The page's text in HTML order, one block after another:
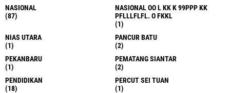
NASIONAL
(87)
NASIONAL OO L KK K 99PPP KK
PFLLLFLFL. O FKKL
(1)
NIAS UTARA
(1)
PANCUR BATU
(2)
PEKANBARU
(1)
PEMATANG SIANTAR
(2)
PENDIDIKAN
(18)
PERCUT SEI TUAN
(1)